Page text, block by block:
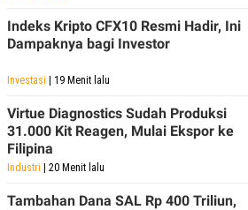
Indeks Kripto CFX10 Resmi Hadir, Ini
Dampaknya bagi Investor
Investasi | 19 Menit lalu
Virtue Diagnostics Sudah Produksi
31.000 Kit Reagen, Mulai Ekspor ke
Filipina
Industri | 20 Menit lalu
Tambahan Dana SAL Rp 400 Triliun,